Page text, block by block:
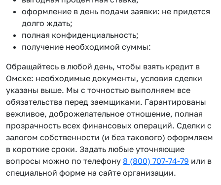
оформление в день подачи заявки: не придется
долго ждать;
полная конфиденциальность;
получение необходимой суммы:
Обращайтесь в любой день, чтобы взять кредит в
Омске: необходимые документы, условия сделки
указаны выше. Мы с точностью выполняем все
обязательства перед заемщиками. Гарантированы
вежливое, доброжелательное отношение, полная
прозрачность всех финансовых операций. Сделки с
залогом собственности (и без такового) оформляем
в короткие сроки. Задать любые уточняющие
вопросы можно по телефону 8 (800) 707-74-79 или в
специальной форме на сайте организации.